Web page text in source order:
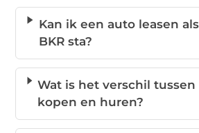
Kan ik een auto leasen
BKR sta?
Wat is het verschil tussen
kopen en huren?